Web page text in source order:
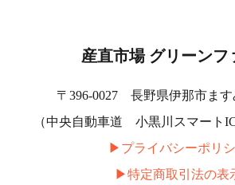
産直市場 グリーンフ
〒396-0027 長野県伊那市ます
（中央自動車道 小黒川スマート
▶︎プライバシーポリ
▶︎特定商取引法の表